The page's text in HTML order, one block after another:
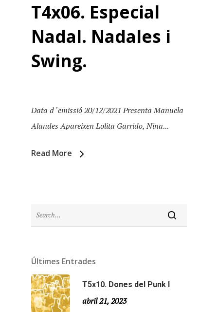
T4x06. Especial
Nadal. Nadales i
Swing.
Data d´emissió 20/12/2021 Presenta Manuela
Alandes Apareixen Lolita Garrido, Nina...
Read More
Últimes Entrades
T5x10. Dones del Punk I
abril 21, 2023
Temporada 5
Agraïments